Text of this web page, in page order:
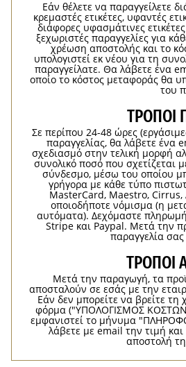
Εάν θέλετε να παραγγείλετε
κρεμαστές ετικέτες, υφαντές
διάφορες υφασμάτινες
ξεχωριστές παραγγελίες για
χρέωση αποστολής και το
υπολογιστεί εκ νέου για τη
παραγγείλατε. Θα λάβετε ένα
οποίο το κόστος μεταφοράς θα
του
ΤΡΌΠΟΙ
Σε περίπου 24-48 ώρες
παραγγελίας, θα λάβετε ένα
σχεδιασμό στην τελική μορφή
συνολικό ποσό που σχετίζεται
σύνδεσμο, μέσω του οποίου
γρήγορα με κάθε τύπο
MasterCard, Maestro,
οποιοδήποτε νόμισμα (η
αυτόματα). Δεχόμαστε
Stripe και Paypal. Μετά την
παραγγελία
ΤΡΌΠΟΙ
Μετά την παραγωγή, τα
αποσταλούν σε εσάς με την
Εάν δεν μπορείτε να βρείτε
φόρμα ("ΥΠΟΛΟΓΙΣΜΟΣ
εμφανιστεί το μήνυμα
λάβετε με email την τιμή
αποστολή